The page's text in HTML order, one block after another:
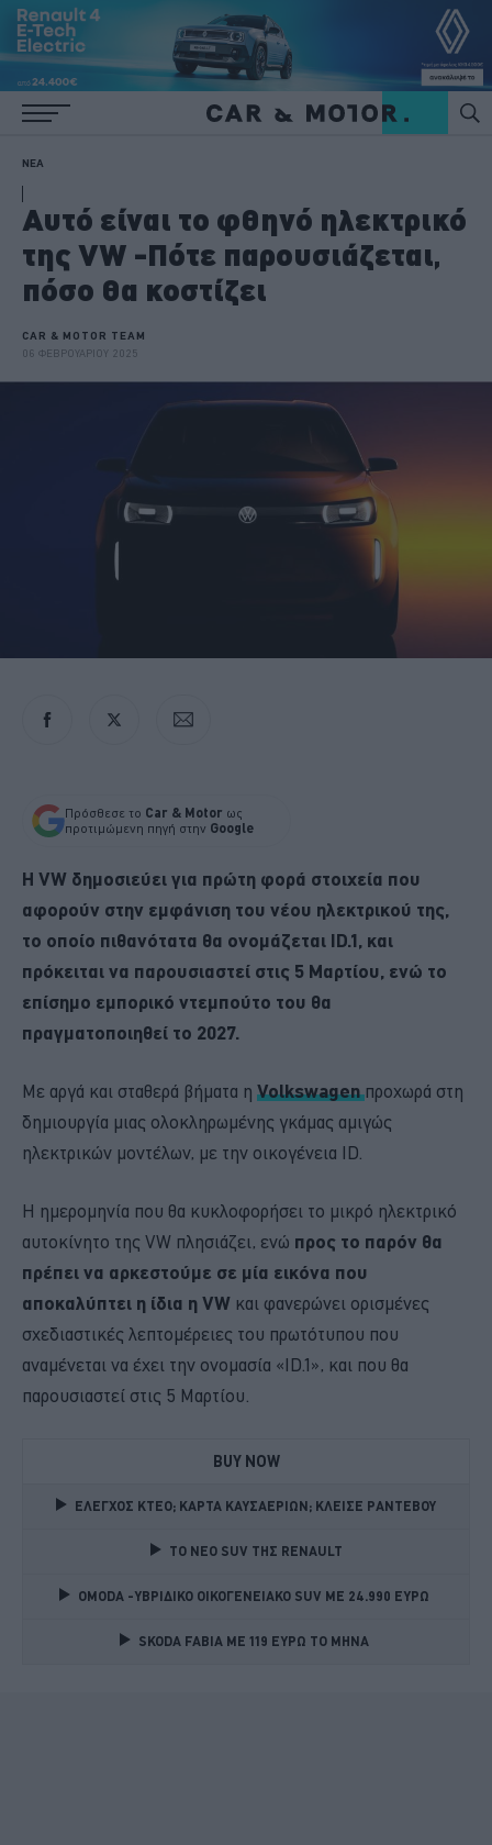
ΝΕΑ
Αυτό είναι το φθηνό ηλεκτρικό
της VW -Πότε παρουσιάζεται,
πόσο θα κοστίζει
CAR & MOTOR TEAM
06 ΦΕΒΡΟΥΑΡΙΟΥ 2025
Πρόσθεσε το Car & Motor ως
προτιμώμενη πηγή στην Google
Η VW δημοσιεύει για πρώτη φορά στοιχεία που
αφορούν στην εμφάνιση του νέου ηλεκτρικού της,
το οποίο πιθανότατα θα ονομάζεται ID.1, και
πρόκειται να παρουσιαστεί στις 5 Μαρτίου, ενώ το
επίσημο εμπορικό ντεμπούτο του θα
πραγματοποιηθεί το 2027.
Με αργά και σταθερά βήματα η Volkswagenπροχωρά στη
δημιουργία μιας ολοκληρωμένης γκάμας αμιγώς
ηλεκτρικών μοντέλων, με την οικογένεια ID.
Η ημερομηνία που θα κυκλοφορήσει το μικρό ηλεκτρικό
αυτοκίνητο της VW πλησιάζει, ενώ προς το παρόν θα
πρέπει να αρκεστούμε σε μία εικόνα που
αποκαλύπτει η ίδια η VW και φανερώνει ορισμένες
σχεδιαστικές λεπτομέρειες του πρωτότυπου που
αναμένεται να έχει την ονομασία «ID.1», και που θα
παρουσιαστεί στις 5 Μαρτίου.
BUY NOW
ΕΛΕΓΧΟΣ ΚΤΕΟ; ΚΑΡΤΑ ΚΑΥΣΑΕΡΙΩΝ; ΚΛΕΙΣΕ ΡΑΝΤΕΒΟΥ
TO NEO SUV ΤΗΣ RENAULT
OMODA -ΥΒΡΙΔΙΚΟ ΟΙΚΟΓΕΝΕΙΑΚΟ SUV ME 24.990 ΕΥΡΩ
SKODA FABIA ME 119 ΕΥΡΩ ΤΟ ΜΗΝΑ